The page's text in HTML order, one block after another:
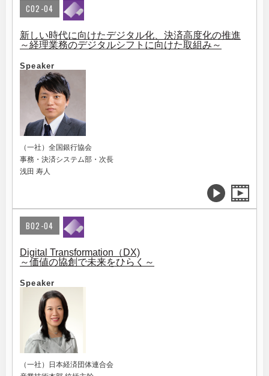
C02-04
新しい時代に向けたデジタル化、決済高度化の推進
～経理業務のデジタルシフトに向けた取組み～
Speaker
（一社）全国銀行協会
事務・決済システム部・次長
浅田 寿人
B02-04
Digital Transformation（DX)
～価値の協創で未来をひらく～
Speaker
（一社）日本経済団体連合会